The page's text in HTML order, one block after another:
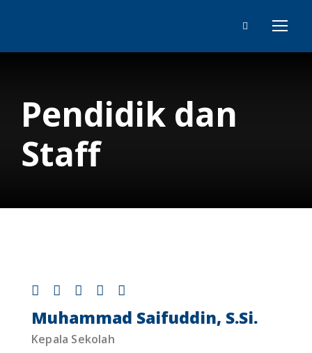
Pendidik dan
Staff
Muhammad Saifuddin, S.Si.
Kepala Sekolah